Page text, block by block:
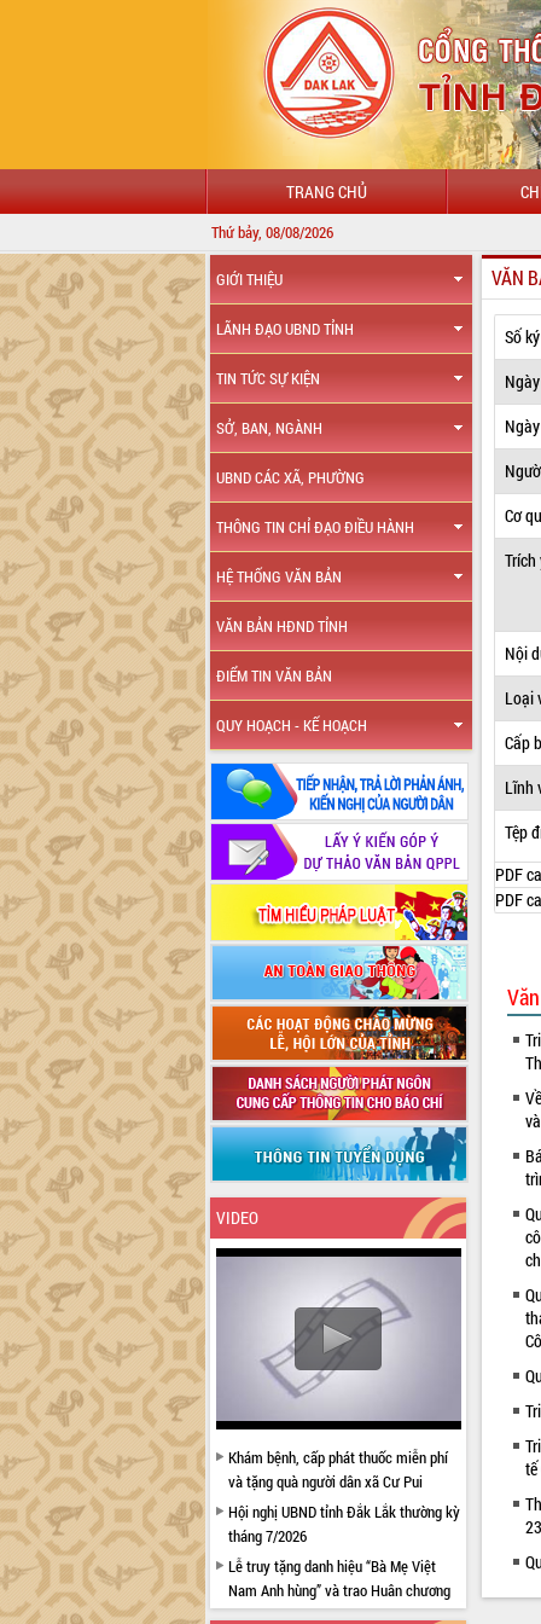
TRANG CHỦ
Thứ bảy, 08/08/2026
GIỚI THIỆU
LÃNH ĐẠO UBND TỈNH
TIN TỨC SỰ KIỆN
SỞ, BAN, NGÀNH
UBND CÁC XÃ, PHƯỜNG
THÔNG TIN CHỈ ĐẠO ĐIỀU HÀNH
HỆ THỐNG VĂN BẢN
VĂN BẢN HĐND TỈNH
ĐIỂM TIN VĂN BẢN
QUY HOẠCH - KẾ HOẠCH
VIDEO
Khám bệnh, cấp phát thuốc miễn phí
và tặng quà người dân xã Cư Pui
Hội nghị UBND tỉnh Đắk Lắk thường kỳ
tháng 7/2026
Lễ truy tặng danh hiệu “Bà Mẹ Việt
Nam Anh hùng” và trao Huân chương
Lao động
VĂN
Số
Cơ
Trích
Nội
Loại
Cấp
Lĩnh
Tệp
PDF
PDF